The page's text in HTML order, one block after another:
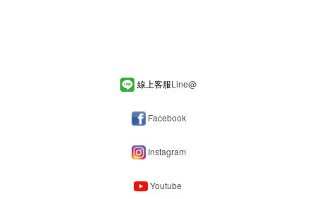
線上客服Line@
Facebook
Instagram
Youtube